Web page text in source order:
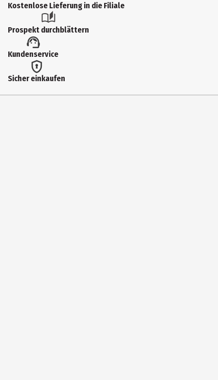
Produkttyp
Isolierkannen
8 cm
Fassungsvermögen
Kostenlose Lieferung in die Filiale
Prospekt durchblättern
Kundenservice
Sicher einkaufen